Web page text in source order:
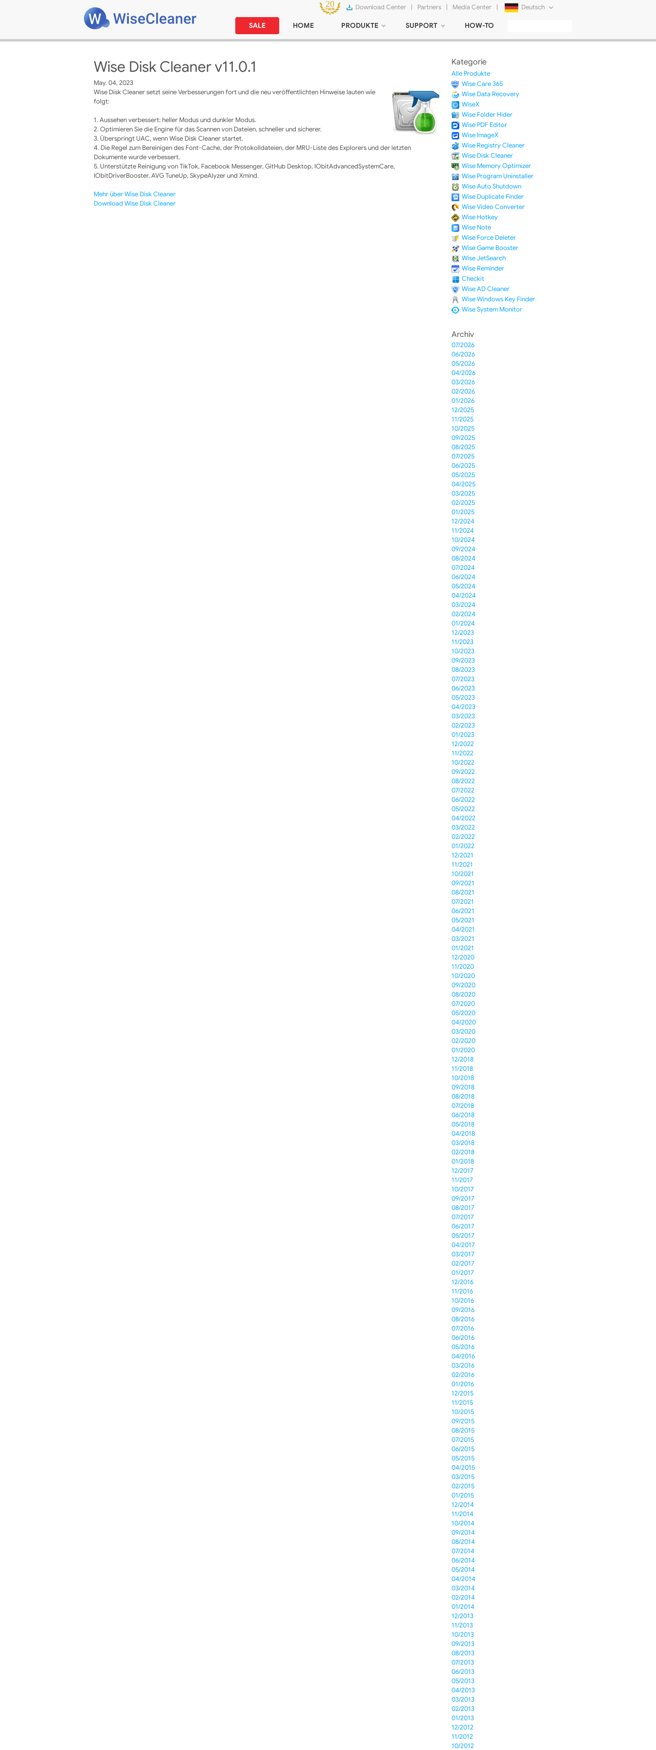
Download Center | Partners | Media Center | Deutsch
Русский
SALE HOME PRODUKTE SUPPORT HOW-TO
Wise Disk Cleaner v11.0.1
May. 04, 2023
Wise Disk Cleaner setzt seine Verbesserungen fort und die neu veröffentlichten Hinweise lauten wie
folgt:
1. Aussehen verbessert: heller Modus und dunkler Modus.
2. Optimieren Sie die Engine für das Scannen von Dateien, schneller und sicherer.
3. Überspringt UAC, wenn Wise Disk Cleaner startet.
4. Die Regel zum Bereinigen des Font-Cache, der Protokolldateien, der MRU-Liste des Explorers und der letzten
Dokumente wurde verbessert.
5. Unterstützte Reinigung von TikTok, Facebook Messenger, GitHub Desktop, IObitAdvancedSystemCare,
IObitDriverBooster, AVG TuneUp, SkypeAlyzer und Xmind.
Mehr über Wise Disk Cleaner
Download Wise Disk Cleaner
Kategorie
Alle Produkte
Wise Care 365
Wise Data Recovery
WiseX
Wise Folder Hider
Wise PDF Editor
Wise ImageX
Wise Registry Cleaner
Wise Disk Cleaner
Wise Memory Optimizer
Wise Program Uninstaller
Wise Auto Shutdown
Wise Duplicate Finder
Wise Video Converter
Wise Hotkey
Wise Note
Wise Force Deleter
Wise Game Booster
Wise JetSearch
Wise Reminder
Checkit
Wise AD Cleaner
Wise Windows Key Finder
Wise System Monitor
Archiv
07/2026
06/2026
05/2026
04/2026
03/2026
02/2026
01/2026
12/2025
11/2025
10/2025
09/2025
08/2025
07/2025
06/2025
05/2025
04/2025
03/2025
02/2025
01/2025
12/2024
11/2024
10/2024
09/2024
08/2024
07/2024
06/2024
05/2024
04/2024
03/2024
02/2024
01/2024
12/2023
11/2023
10/2023
09/2023
08/2023
07/2023
06/2023
05/2023
04/2023
03/2023
02/2023
01/2023
12/2022
11/2022
10/2022
09/2022
08/2022
07/2022
06/2022
05/2022
04/2022
03/2022
02/2022
01/2022
12/2021
11/2021
10/2021
09/2021
08/2021
07/2021
06/2021
05/2021
04/2021
03/2021
01/2021
12/2020
11/2020
10/2020
09/2020
08/2020
07/2020
05/2020
04/2020
03/2020
02/2020
01/2020
12/2018
11/2018
10/2018
09/2018
08/2018
07/2018
06/2018
05/2018
04/2018
03/2018
02/2018
01/2018
12/2017
11/2017
10/2017
09/2017
08/2017
07/2017
06/2017
05/2017
04/2017
03/2017
02/2017
01/2017
12/2016
11/2016
10/2016
09/2016
08/2016
07/2016
06/2016
05/2016
04/2016
03/2016
02/2016
01/2016
12/2015
11/2015
10/2015
09/2015
08/2015
07/2015
06/2015
05/2015
04/2015
03/2015
02/2015
01/2015
12/2014
11/2014
10/2014
09/2014
08/2014
07/2014
06/2014
05/2014
04/2014
03/2014
02/2014
01/2014
12/2013
11/2013
10/2013
09/2013
08/2013
07/2013
06/2013
05/2013
04/2013
03/2013
02/2013
01/2013
12/2012
11/2012
10/2012